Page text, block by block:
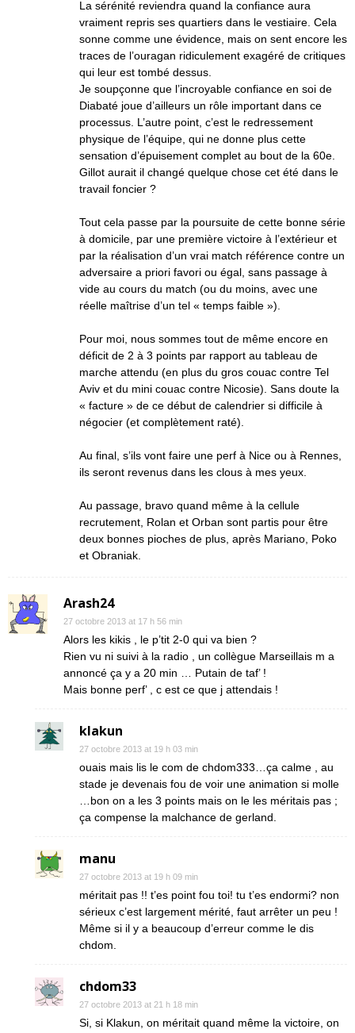
La sérénité reviendra quand la confiance aura
vraiment repris ses quartiers dans le vestiaire. Cela
sonne comme une évidence, mais on sent encore les
traces de l’ouragan ridiculement exagéré de critiques
qui leur est tombé dessus.
Je soupçonne que l’incroyable confiance en soi de
Diabaté joue d’ailleurs un rôle important dans ce
processus. L’autre point, c’est le redressement
physique de l’équipe, qui ne donne plus cette
sensation d’épuisement complet au bout de la 60e.
Gillot aurait il changé quelque chose cet été dans le
travail foncier ?
Tout cela passe par la poursuite de cette bonne série
à domicile, par une première victoire à l’extérieur et
par la réalisation d’un vrai match référence contre un
adversaire a priori favori ou égal, sans passage à
vide au cours du match (ou du moins, avec une
réelle maîtrise d’un tel « temps faible »).
Pour moi, nous sommes tout de même encore en
déficit de 2 à 3 points par rapport au tableau de
marche attendu (en plus du gros couac contre Tel
Aviv et du mini couac contre Nicosie). Sans doute la
« facture » de ce début de calendrier si difficile à
négocier (et complètement raté).
Au final, s’ils vont faire une perf à Nice ou à Rennes,
ils seront revenus dans les clous à mes yeux.
Au passage, bravo quand même à la cellule
recrutement, Rolan et Orban sont partis pour être
deux bonnes pioches de plus, après Mariano, Poko
et Obraniak.
Arash24
27 octobre 2013 at 17 h 56 min
Alors les kikis , le p’tit 2-0 qui va bien ?
Rien vu ni suivi à la radio , un collègue Marseillais m a
annoncé ça y a 20 min … Putain de taf’ !
Mais bonne perf’ , c est ce que j attendais !
klakun
27 octobre 2013 at 19 h 03 min
ouais mais lis le com de chdom333…ça calme , au
stade je devenais fou de voir une animation si molle
…bon on a les 3 points mais on le les méritais pas ;
ça compense la malchance de gerland.
manu
27 octobre 2013 at 19 h 09 min
méritait pas !! t’es point fou toi! tu t’es endormi? non
sérieux c’est largement mérité, faut arrêter un peu !
Même si il y a beaucoup d’erreur comme le dis
chdom.
chdom33
27 octobre 2013 at 21 h 18 min
Si, si Klakun, on méritait quand même la victoire, on